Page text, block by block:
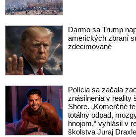
Darmo sa Trump
amerických zbraní
zdecimované
Polícia sa začala
znásilnenia v reality
Shore. „Komerčné
totálny odpad,
hnojom,“ vyhlásil v
školstva Juraj